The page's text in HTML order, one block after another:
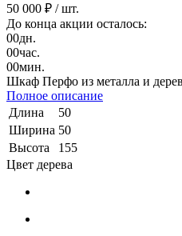
50 000 ₽ / шт.
До конца акции осталось:
00дн.
00час.
00мин.
Шкаф Перфо из металла и
Полное описание
Длина
50
Ширина 50
Высота
155
Цвет дерева